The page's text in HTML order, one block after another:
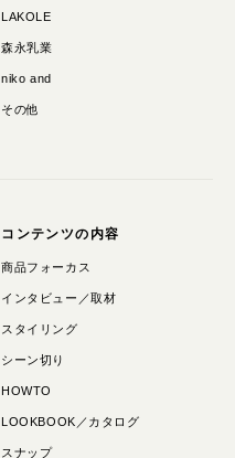
LAKOLE
森永乳業
niko and
その他
コンテンツの内容
商品フォーカス
インタビュー／取材
スタイリング
シーン切り
HOWTO
LOOKBOOK／カタログ
スナップ